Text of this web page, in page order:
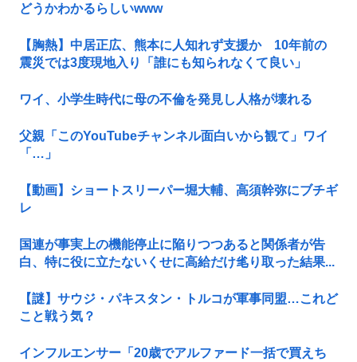
どうかわかるらしいwww
【胸熱】中居正広、熊本に人知れず支援か 10年前の
震災では3度現地入り「誰にも知られなくて良い」
ワイ、小学生時代に母の不倫を発見し人格が壊れる
父親「このYouTubeチャンネル面白いから観て」ワイ
「…」
【動画】ショートスリーパー堀大輔、高須幹弥にブチギ
レ
国連が事実上の機能停止に陥りつつあると関係者が告
白、特に役に立たないくせに高給だけ毟り取った結果...
【謎】サウジ・パキスタン・トルコが軍事同盟…これど
こと戦う気？
インフルエンサー「20歳でアルファード一括で買えち